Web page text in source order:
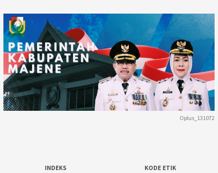
Oplus_131072
INDEKS
KODE ETIK